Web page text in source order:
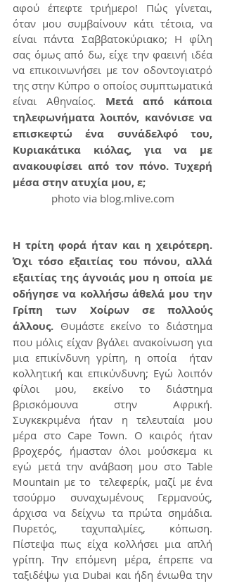
αφού έπεφτε τριήμερο! Πώς γίνεται,
όταν μου συμβαίνουν κάτι τέτοια, να
είναι πάντα Σαββατοκύριακο; Η φίλη
σας όμως από δω, είχε την φαεινή ιδέα
να επικοινωνήσει με τον οδοντογιατρό
της στην Κύπρο ο οποίος συμπτωματικά
είναι Αθηναίος. Μετά από κάποια
τηλεφωνήματα λοιπόν, κανόνισε να
επισκεφτώ ένα συνάδελφό του,
Κυριακάτικα κιόλας, για να με
ανακουφίσει από τον πόνο. Τυχερή
μέσα στην ατυχία μου, ε;
photo via blog.mlive.com
Η τρίτη φορά ήταν και η χειρότερη.
Όχι τόσο εξαιτίας του πόνου, αλλά
εξαιτίας της άγνοιάς μου η οποία με
οδήγησε να κολλήσω άθελά μου την
Γρίπη των Χοίρων σε πολλούς
άλλους. Θυμάστε εκείνο το διάστημα
που μόλις είχαν βγάλει ανακοίνωση για
μια επικίνδυνη γρίπη, η οποία  ήταν
κολλητική και επικύνδυνη; Εγώ λοιπόν
φίλοι μου, εκείνο το διάστημα
βρισκόμουνα στην Αφρική.
Συγκεκριμένα ήταν η τελευταία μου
μέρα στο Cape Town. Ο καιρός ήταν
βροχερός, ήμασταν όλοι μούσκεμα κι
εγώ μετά την ανάβαση μου στο Table
Mountain με το  τελεφερίκ, μαζί με ένα
τσούρμο συναχωμένους Γερμανούς,
άρχισα να δείχνω τα πρώτα σημάδια.
Πυρετός, ταχυπαλμίες, κόπωση.
Πίστεψα πως είχα κολλήσει μια απλή
γρίπη. Την επόμενη μέρα, έπρεπε να
ταξιδέψω για Dubai και ήδη ένιωθα την